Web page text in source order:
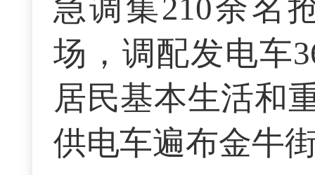
急调集210余名
场，调配发电车
居民基本生活和
供电车遍布金牛